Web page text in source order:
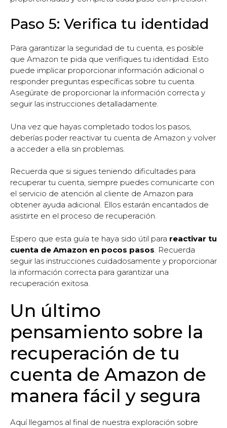
Paso 5: Verifica tu identidad
Para garantizar la seguridad de tu cuenta, es posible
que Amazon te pida que verifiques tu identidad. Esto
puede implicar proporcionar información adicional o
responder preguntas específicas sobre tu cuenta.
Asegúrate de proporcionar la información correcta y
seguir las instrucciones detalladamente.
Una vez que hayas completado todos los pasos,
deberías poder reactivar tu cuenta de Amazon y volver
a acceder a ella sin problemas.
Recuerda que si sigues teniendo dificultades para
recuperar tu cuenta, siempre puedes comunicarte con
el servicio de atención al cliente de Amazon para
obtener ayuda adicional. Ellos estarán encantados de
asistirte en el proceso de recuperación.
Espero que esta guía te haya sido útil para reactivar tu
cuenta de Amazon en pocos pasos . Recuerda
seguir las instrucciones cuidadosamente y proporcionar
la información correcta para garantizar una
recuperación exitosa.
Un último
pensamiento sobre la
recuperación de tu
cuenta de Amazon de
manera fácil y segura
Aquí llegamos al final de nuestra exploración sobre